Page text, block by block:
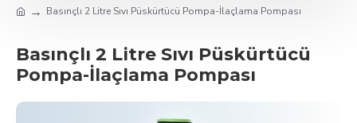
Basınçlı 2 Litre Sıvı Püskürtücü Pompa-İlaçlama Pompası
Basınçlı 2 Litre Sıvı Püskürtücü
Pompa-İlaçlama Pompası